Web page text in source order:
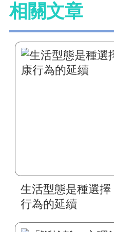
相關文章
生活型態是種選
行為的延續